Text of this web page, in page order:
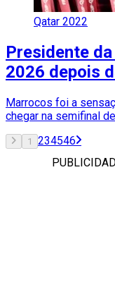
Qatar 2022
Presidente
2026 depois
Marrocos foi a
chegar na semifinal
1 234546